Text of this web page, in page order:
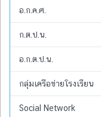
อ.ก.ค.ศ.
ก.ต.ป.น.
อ.ก.ต.ป.น.
กลุ่มเครือข่ายโรงเรียน
Social Network